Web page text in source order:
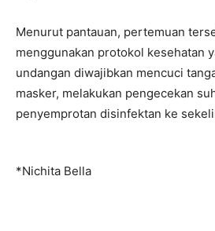
Menurut pantauan, pertemuan
menggunakan protokol kesehatan
undangan diwajibkan mencuci
masker, melakukan pengecekan
penyemprotan disinfektan ke
*Nichita Bella